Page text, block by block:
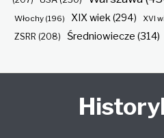
Włochy(196) XIX wiek (294) XVI
ZSRR (208) Średniowiecze (314)